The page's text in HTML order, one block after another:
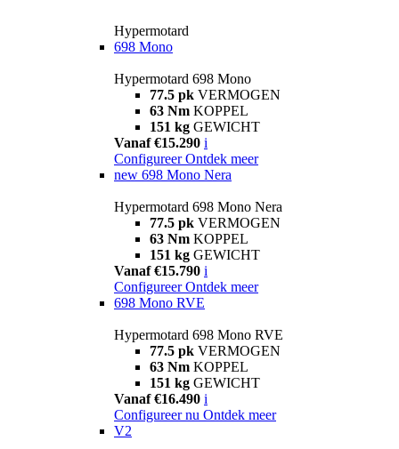
Hypermotard
698 Mono
Hypermotard 698 Mono
77.5 pk VERMOGEN
63 Nm KOPPEL
151 kg GEWICHT
Vanaf €15.290 i
Configureer Ontdek meer
new 698 Mono Nera
Hypermotard 698 Mono Nera
77.5 pk VERMOGEN
63 Nm KOPPEL
151 kg GEWICHT
Vanaf €15.790 i
Configureer Ontdek meer
698 Mono RVE
Hypermotard 698 Mono RVE
77.5 pk VERMOGEN
63 Nm KOPPEL
151 kg GEWICHT
Vanaf €16.490 i
Configureer nu Ontdek meer
V2